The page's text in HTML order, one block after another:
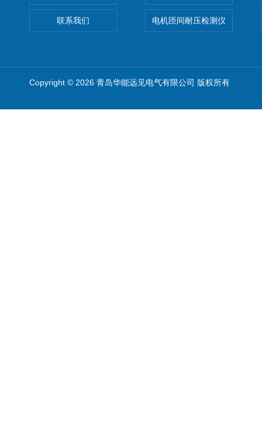
联系我们 电机匝间耐压检测仪
Copyright © 2026 青岛华能远见电气有限公司 版权所有